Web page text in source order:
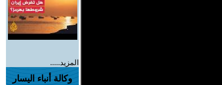
المزيد.....
وكالة أنباء اليسار